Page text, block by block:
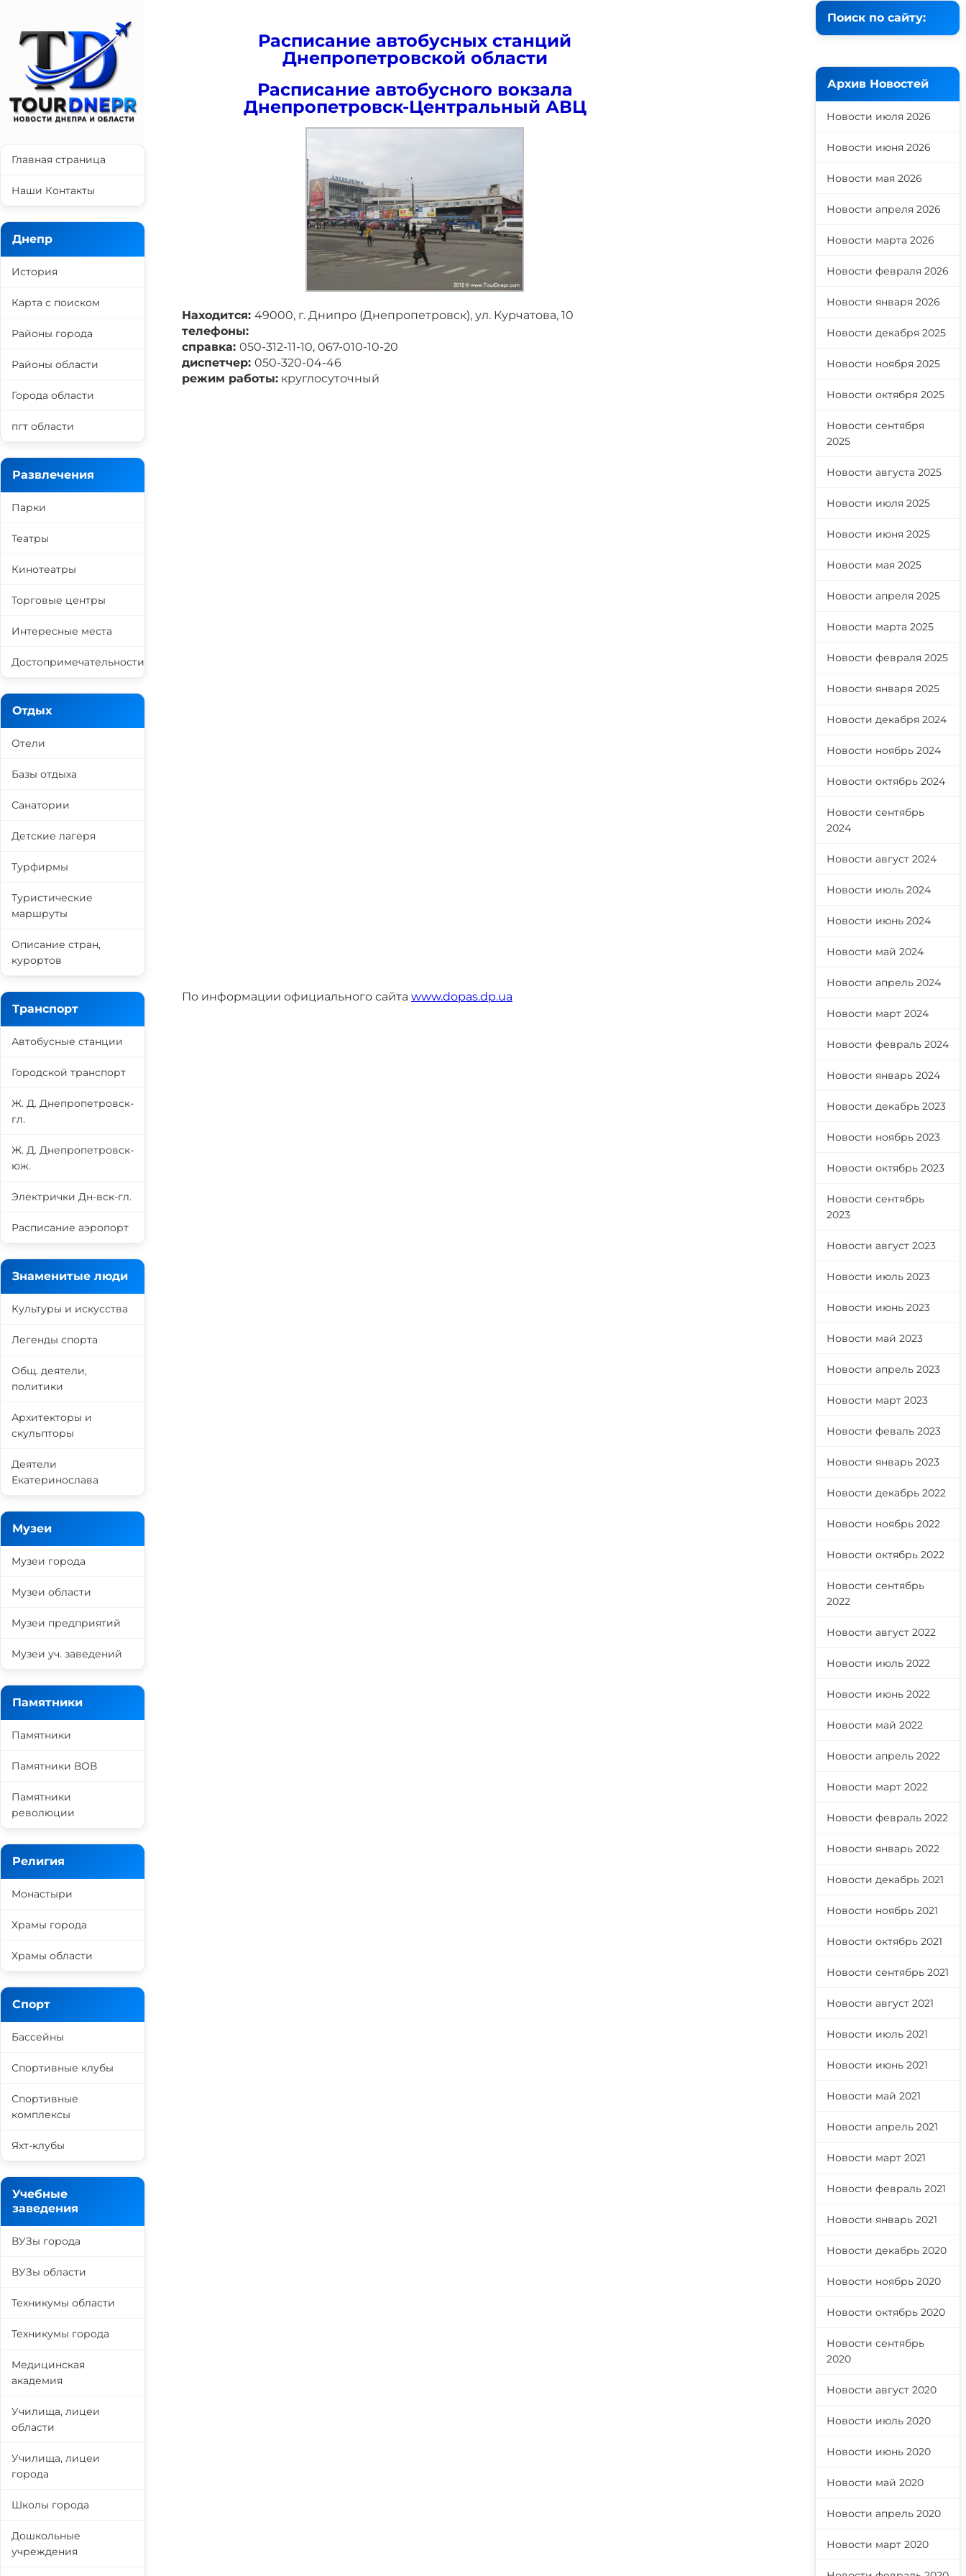
Расписание автобусных станций
Днепропетровской области
Расписание автобусного вокзала
Днепропетровск-Центральный АВЦ
Находится: 49000, г. Днипро (Днепропетровск), ул. Курчатова, 10
телефоны:
справка: 050-312-11-10, 067-010-10-20
диспетчер: 050-320-04-46
режим работы: круглосуточный
По информации официального сайта www.dopas.dp.ua
Главная страница
Наши Контакты
Днепр
История
Карта с поиском
Районы города
Районы области
Города области
пгт области
Развлечения
Парки
Театры
Кинотеатры
Торговые центры
Интересные места
Достопримечательности
Отдых
Отели
Базы отдыха
Санатории
Детские лагеря
Турфирмы
Туристические
маршруты
Описание стран,
курортов
Транспорт
Автобусные станции
Городской транспорт
Ж. Д. Днепропетровск-
гл.
Ж. Д. Днепропетровск-
юж.
Электрички Дн-вск-гл.
Расписание аэропорт
Знаменитые люди
Культуры и искусства
Легенды спорта
Общ. деятели,
политики
Архитекторы и
скульпторы
Деятели
Екатеринослава
Музеи
Музеи города
Музеи области
Музеи предприятий
Музеи уч. заведений
Памятники
Памятники
Памятники ВОВ
Памятники
революции
Религия
Монастыри
Храмы города
Храмы области
Спорт
Бассейны
Спортивные клубы
Спортивные
комплексы
Яхт-клубы
Учебные
заведения
ВУЗы города
ВУЗы области
Техникумы области
Техникумы города
Медицинская
академия
Училища, лицеи
области
Училища, лицеи
города
Школы города
Дошкольные
учреждения
Поиск по сайту:
Архив Новостей
Новости июля 2026
Новости июня 2026
Новости мая 2026
Новости апреля 2026
Новости марта 2026
Новости февраля 2026
Новости января 2026
Новости декабря 2025
Новости ноября 2025
Новости октября 2025
Новости сентября
2025
Новости августа 2025
Новости июля 2025
Новости июня 2025
Новости мая 2025
Новости апреля 2025
Новости марта 2025
Новости февраля 2025
Новости января 2025
Новости декабря 2024
Новости ноябрь 2024
Новости октябрь 2024
Новости сентябрь
2024
Новости август 2024
Новости июль 2024
Новости июнь 2024
Новости май 2024
Новости апрель 2024
Новости март 2024
Новости февраль 2024
Новости январь 2024
Новости декабрь 2023
Новости ноябрь 2023
Новости октябрь 2023
Новости сентябрь
2023
Новости август 2023
Новости июль 2023
Новости июнь 2023
Новости май 2023
Новости апрель 2023
Новости март 2023
Новости феваль 2023
Новости январь 2023
Новости декабрь 2022
Новости ноябрь 2022
Новости октябрь 2022
Новости сентябрь
2022
Новости август 2022
Новости июль 2022
Новости июнь 2022
Новости май 2022
Новости апрель 2022
Новости март 2022
Новости февраль 2022
Новости январь 2022
Новости декабрь 2021
Новости ноябрь 2021
Новости октябрь 2021
Новости сентябрь 2021
Новости август 2021
Новости июль 2021
Новости июнь 2021
Новости май 2021
Новости апрель 2021
Новости март 2021
Новости февраль 2021
Новости январь 2021
Новости декабрь 2020
Новости ноябрь 2020
Новости октябрь 2020
Новости сентябрь
2020
Новости август 2020
Новости июль 2020
Новости июнь 2020
Новости май 2020
Новости апрель 2020
Новости март 2020